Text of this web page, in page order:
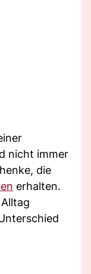
nicht immer
die
erhalten.